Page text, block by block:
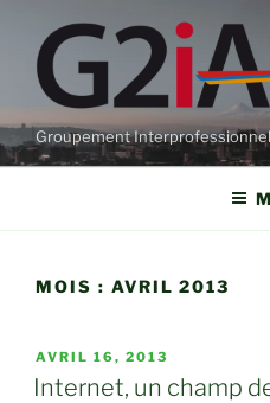
contenu
principal
Groupement
MOIS : AVRIL 2013
PUBLIÉ
LE
AVRIL 16, 2013
Internet, un champ